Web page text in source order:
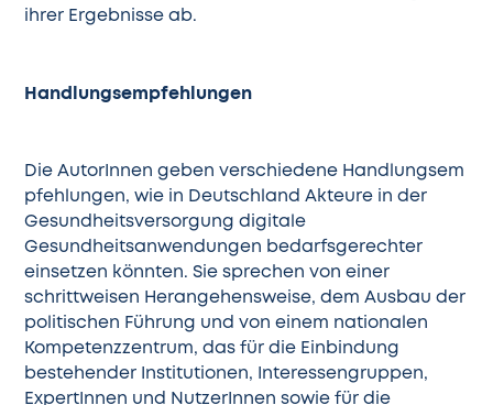
ihrer Ergebnisse ab.
Handlungsempfehlungen
Die AutorInnen geben verschiedene Handlungsem
pfehlungen, wie in Deutschland Akteure in der
Gesundheitsversorgung digitale
Gesundheitsanwendungen bedarfsgerechter
einsetzen könnten. Sie sprechen von einer
schrittweisen Herangehensweise, dem Ausbau der
politischen Führung und von einem nationalen
Kompetenzzentrum, das für die Einbindung
bestehender Institutionen, Interessengruppen,
ExpertInnen und NutzerInnen sowie für die